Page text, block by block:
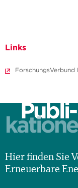
Links
ForschungsVerbund
Publi-
Hier finden Sie
Erneuerbare